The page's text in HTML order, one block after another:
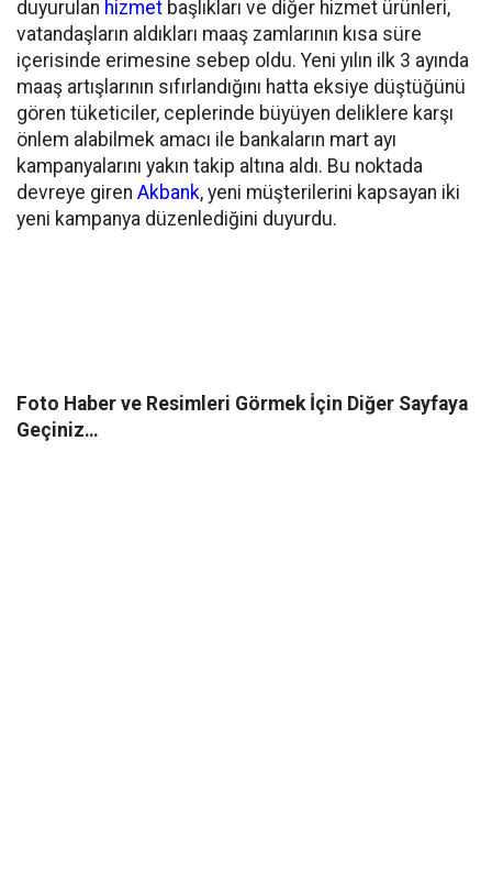
duyurulan hizmet başlıkları ve diğer hizmet ürünleri,
vatandaşların aldıkları maaş zamlarının kısa süre
içerisinde erimesine sebep oldu. Yeni yılın ilk 3 ayında
maaş artışlarının sıfırlandığını hatta eksiye düştüğünü
gören tüketiciler, ceplerinde büyüyen deliklere karşı
önlem alabilmek amacı ile bankaların mart ayı
kampanyalarını yakın takip altına aldı. Bu noktada
devreye giren Akbank, yeni müşterilerini kapsayan iki
yeni kampanya düzenlediğini duyurdu.
Foto Haber ve Resimleri Görmek İçin Diğer Sayfaya
Geçiniz…